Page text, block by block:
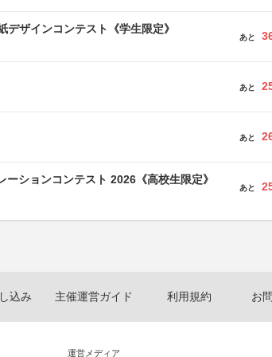
ザインコンテスト《学生限定》
あと
あと
あと
ションコンテスト 2026《高校生限定》
あと
込み 主催運営ガイド 利用規約 お
運営メディア